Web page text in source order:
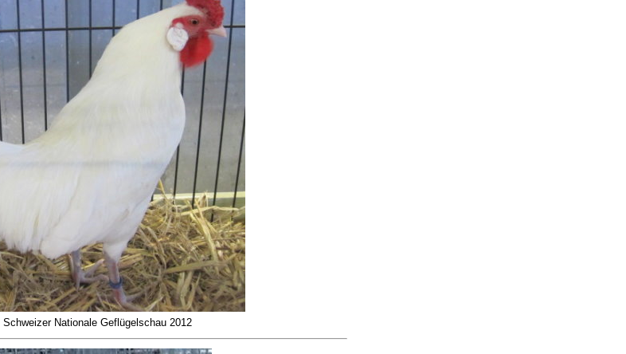
Schweizer Nationale Geflügelschau 2012